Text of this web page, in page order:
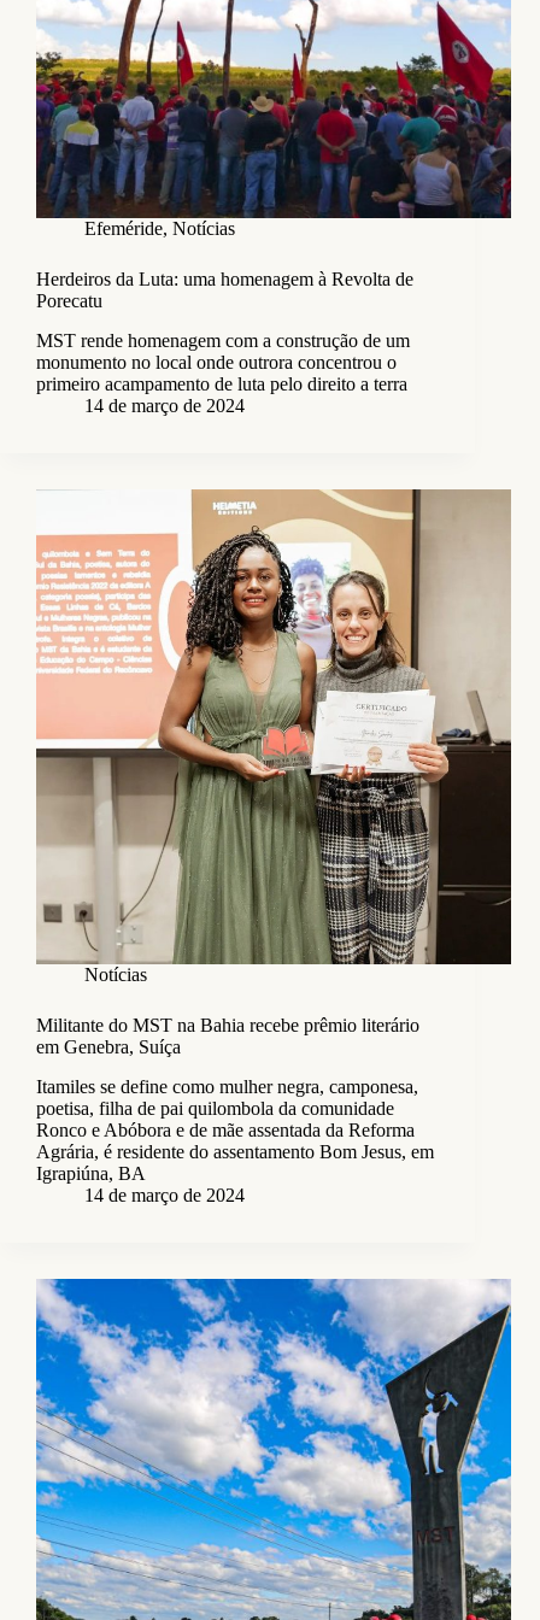
Efeméride, Notícias
Herdeiros da Luta: uma homenagem à Revolta de
Porecatu
MST rende homenagem com a construção de um
monumento no local onde outrora concentrou o
primeiro acampamento de luta pelo direito a terra
14 de março de 2024
Notícias
Militante do MST na Bahia recebe prêmio literário
em Genebra, Suíça
Itamiles se define como mulher negra, camponesa,
poetisa, filha de pai quilombola da comunidade
Ronco e Abóbora e de mãe assentada da Reforma
Agrária, é residente do assentamento Bom Jesus, em
Igrapiúna, BA
14 de março de 2024